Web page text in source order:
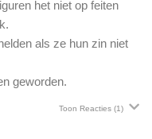
het niet op feiten
als ze hun zin niet
geworden.
Toon Reacties (1)